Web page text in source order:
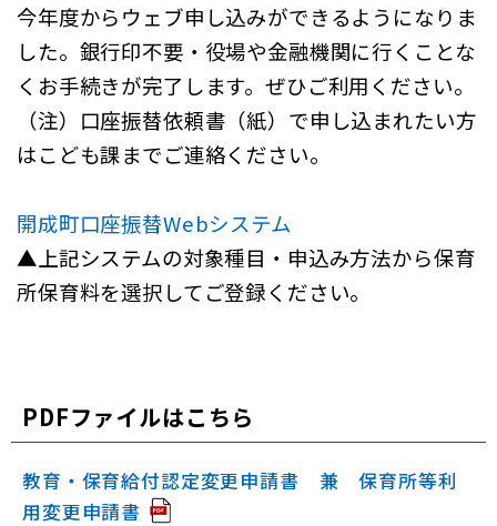
今年度からウェブ申し込みができるようになりま
した。銀行印不要・役場や金融機関に行くことな
くお手続きが完了します。ぜひご利用ください。
（注）口座振替依頼書（紙）で申し込まれたい方
はこども課までご連絡ください。
開成町口座振替Webシステム
▲上記システムの対象種目・申込み方法から保育
所保育料を選択してご登録ください。
PDFファイルはこちら
教育・保育給付認定変更申請書 兼 保育所等利
用変更申請書